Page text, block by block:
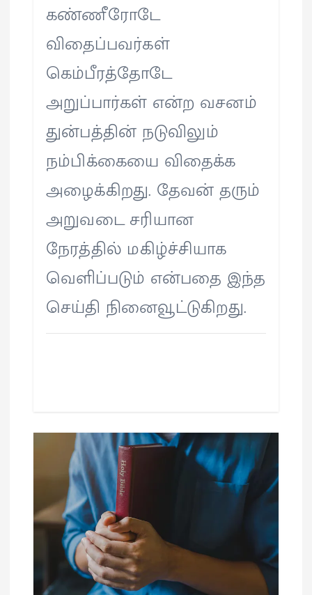
கண்ணீரோடே
விதைப்பவர்கள்
கெம்பீரத்தோடே
அறுப்பார்கள் என்ற வசனம்
துன்பத்தின் நடுவிலும்
நம்பிக்கையை விதைக்க
அழைக்கிறது. தேவன் தரும்
அறுவடை சரியான
நேரத்தில் மகிழ்ச்சியாக
வெளிப்படும் என்பதை இந்த
செய்தி நினைவூட்டுகிறது.